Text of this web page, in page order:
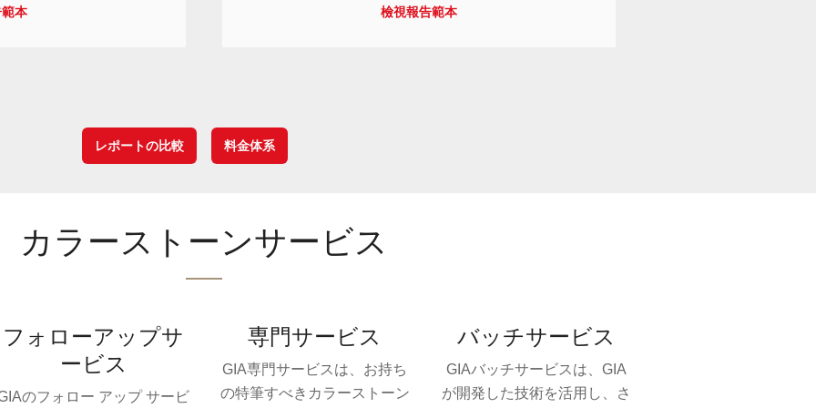
本 檢視報告範本
レポートの比較 料金体系
カラーストーンサービス
フォローアップサ
ービス
のフォロー アップ サービ
専門サービス
GIA専門サービスは、お持ち
の特筆すべきカラーストーン
バッチサービス
GIAバッチサービスは、GIA
が開発した技術を活用し、さ